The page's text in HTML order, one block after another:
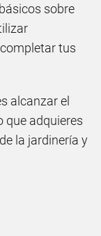
sobre
tus
alcanzar el
que adquieres
la jardinería y